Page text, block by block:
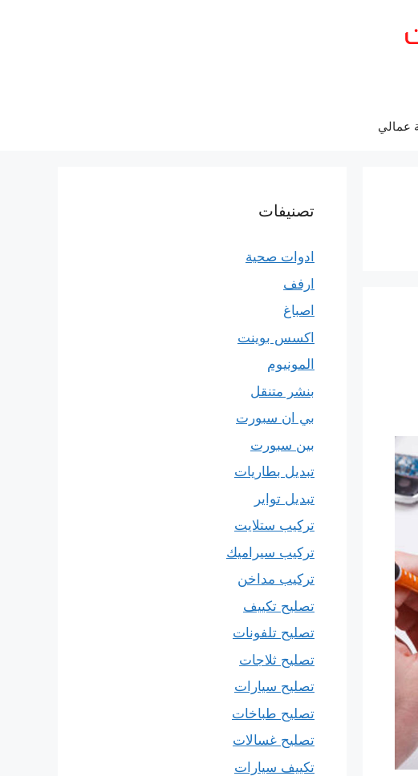
عمالي
تصنيفات
ادوات صحية
ارفف
اصباغ
اكسس بوينت
المونيوم
بنشر متنقل
بي ان سبورت
بين سبورت
تبديل بطاريات
تبديل تواير
تركيب ستلايت
تركيب سيراميك
تركيب مداخن
تصليح تكييف
تصليح تلفونات
تصليح ثلاجات
تصليح سيارات
تصليح طباخات
تصليح غسالات
تكييف سيارات